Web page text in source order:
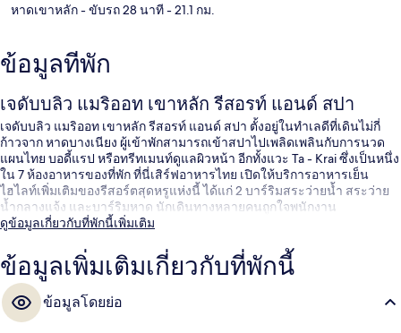
หาดเขาหลัก- ขับรถ 28 นาที- 21.1 กม.
ข้อมูลที่พัก
เจดับบลิว แมริออท เขาหลัก รีสอรท์ แอนด์ สปา
เจดับบลิว แมริออท เขาหลัก รีสอรท์ แอนด์ สปา ตั้งอยู่ในทำเลดีที่เดินไม่กี่
ก้าวจาก หาดบางเนียง ผู้เข้าพักสามารถเข้าสปาไปเพลิดเพลินกับการนวด
แผนไทย บอดี้แรป หรือทรีทเมนท์ดูแลผิวหน้า อีกทั้งแวะ Ta - Krai ซึ่งเป็นหนึ่ง
ใน 7 ห้องอาหารของที่พัก ที่นี่เสิร์ฟอาหารไทย เปิดให้บริการอาหารเย็น
ไฮไลท์เพิ่มเติมของรีสอร์ตสุดหรูแห่งนี้ ได้แก่ 2 บาร์ริมสระว่ายน้ำ สระว่าย
น้ำกลางแจ้ง และบาร์ริมหาด นักเดินทางหลายคนถูกใจพนักงาน
ดูข้อมูลเกี่ยวกับที่พักนี้เพิ่มเติม
ข้อมูลเพิ่มเติมเกี่ยวกับที่พักนี้
ข้อมูลโดยย่อ